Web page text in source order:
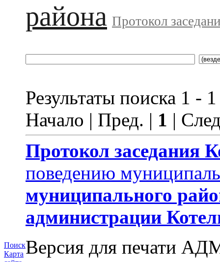
Поиск
Карта
района Протокол
Результаты поиска 1 -
Начало | Пред. | 1 |
Протокол заседания
поведению
муниципального
администрации
Версия для